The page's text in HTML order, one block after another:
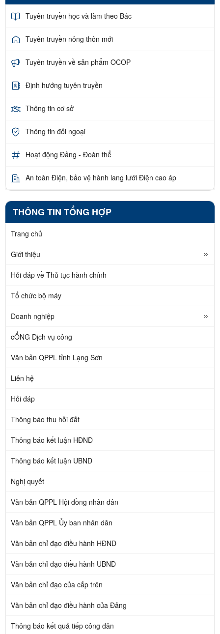
Tuyên truyền học và làm theo Bác
Tuyên truyền nông thôn mới
Tuyên truyền về sản phẩm OCOP
Định hướng tuyên truyền
Thông tin cơ sở
Thông tin đối ngoại
Hoạt động Đảng - Đoàn thể
An toàn Điện, bảo vệ hành lang lưới Điện cao áp
THÔNG TIN TỔNG HỢP
Trang chủ
Giới thiệu
Hỏi đáp về Thủ tục hành chính
Tổ chức bộ máy
Doanh nghiệp
cỔNG Dịch vụ công
Văn bản QPPL tỉnh Lạng Sơn
Liên hệ
Hỏi đáp
Thông báo thu hồi đất
Thông báo kết luận HĐND
Thông báo kết luận UBND
Nghị quyết
Văn bản QPPL Hội đồng nhân dân
Văn bản QPPL Ủy ban nhân dân
Văn bản chỉ đạo điều hành HĐND
Văn bản chỉ đạo điều hành UBND
Văn bản chỉ đạo của cấp trên
Văn bản chỉ đạo điều hành của Đảng
Thông báo kết quả tiếp công dân